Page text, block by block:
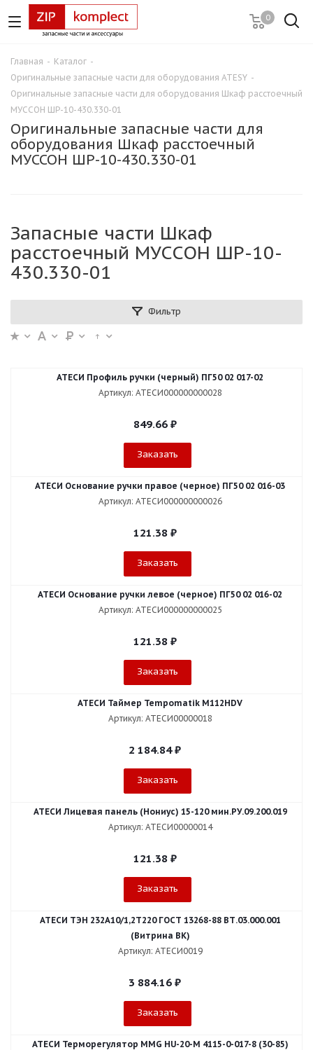
0
Главная - Каталог -
Оригинальные запасные части для оборудования ATESY -
Оригинальные запасные части для оборудования Шкаф расстоечный
МУССОН ШР-10-430.330-01
Оригинальные запасные части для
оборудования Шкаф расстоечный
МУССОН ШР-10-430.330-01
Запасные части Шкаф
расстоечный МУССОН ШР-10-
430.330-01
Фильтр
АТЕСИ Профиль ручки (черный) ПГ50 02 017-02
Артикул: АТЕСИ000000000028
849.66₽
Заказать
АТЕСИ Основание ручки правое (черное) ПГ50 02 016-03
Артикул: АТЕСИ000000000026
121.38₽
Заказать
АТЕСИ Основание ручки левое (черное) ПГ50 02 016-02
Артикул: АТЕСИ000000000025
121.38₽
Заказать
АТЕСИ Таймер Tempomatik М112HDV
Артикул: АТЕСИ00000018
2 184.84₽
Заказать
АТЕСИ Лицевая панель (Нониус) 15-120 мин.РУ.09.200.019
Артикул: АТЕСИ00000014
121.38₽
Заказать
АТЕСИ ТЭН 232А10/1,2Т220 ГОСТ 13268-88 ВТ.03.000.001
(Витрина ВК)
Артикул: АТЕСИ0019
3 884.16 ₽
Заказать
АТЕСИ Терморегулятор MMG HU-20-M 4115-0-017-8 (30-85)